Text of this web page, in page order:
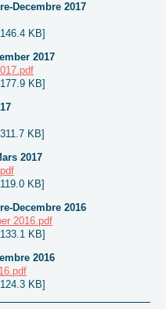
Decembre 2017
KB]
2017
KB]
KB]
2017
KB]
Decembre 2016
2016.pdf
KB]
2016
KB]